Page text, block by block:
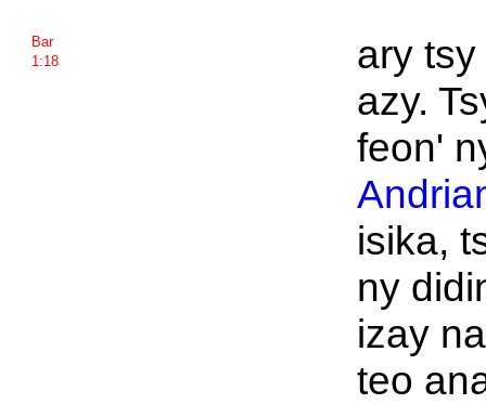
Bar
1:18
ary
azy.
feon'
isika,
ny
izay
teo